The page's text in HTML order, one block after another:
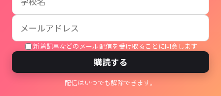
新着記事などのメール配信を受け取ることに同意します
購読する
配信はいつでも解除できます。